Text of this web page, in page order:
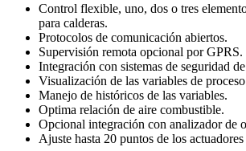
Control flexible, uno, dos o tres
para calderas.
Protocolos de comunicación abiertos.
Supervisión remota opcional por GPRS.
Integración con sistemas de seguridad
Visualización de las variables de
Manejo de históricos de las variables.
Optima relación de aire combustible.
Opcional integración con analizador de
Ajuste hasta 20 puntos de los